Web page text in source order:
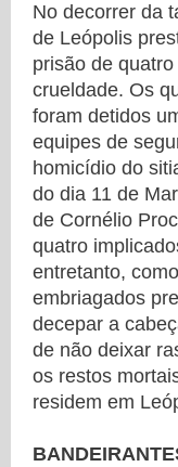
No decorrer da
de Leópolis
prisão de
crueldade. Os
foram detidos
equipes de
homicídio do
do dia 11 de
de Cornélio
quatro
entretanto,
embriagados
decepar a
de não deixar
os restos
residem em